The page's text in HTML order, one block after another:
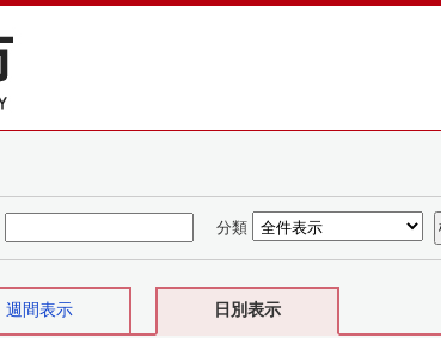
分類
週間表示 日別表示